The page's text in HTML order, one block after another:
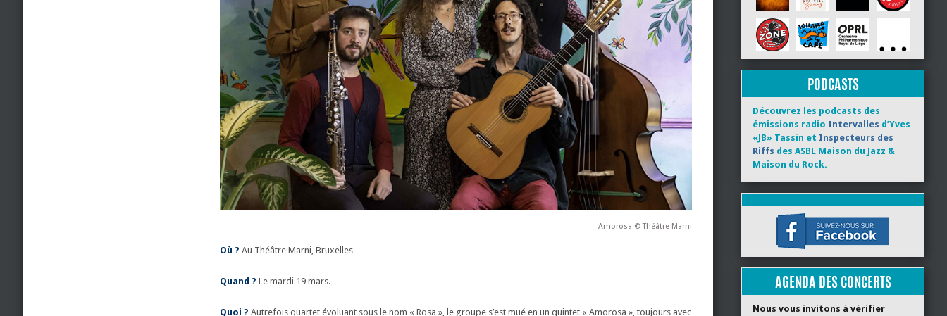
Amorosa © Théâtre Marni
Où ? Au Théâtre Marni, Bruxelles
Quand ? Le mardi 19 mars.
Quoi ? Autrefois quartet évoluant sous le nom « Rosa », le groupe s’est mué en un quintet « Amorosa », toujours avec
PODCASTS
Découvrez les podcasts des
émissions radio Intervalles d’Yves
«JB» Tassin et Inspecteurs des
Riffs des ASBL Maison du Jazz &
Maison du Rock.
AGENDA DES CONCERTS
Nous vous invitons à vérifier